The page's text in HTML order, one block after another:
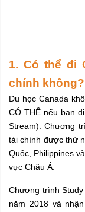
1. Có thể đi
chính không?
Du học Canada
CÓ THỂ nếu bạn
Stream). Chương
tài chính được thử
Quốc, Philippines
vực Châu Á.
Chương trình
năm 2018 và